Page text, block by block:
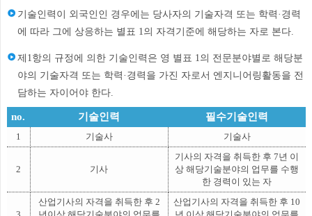
기술인력이 외국인인 경우에는 당사자의 기술자격 또는 학력·경력
에 따라 그에 상응하는 별표 1의 자격기준에 해당하는 자로 본다.
제1항의 규정에 의한 기술인력은 영 별표 1의 전문분야별로 해당분
야의 기술자격 또는 학력·경력을 가진 자로서 엔지니어링활동을 전
담하는 자이어야 한다.
no. 기술인력 필수기술인력
1 기술사 기술사
2 기사
기사의 자격을 취득한 후 7년 이
상 해당기술분야의 업무를 수행
한 경력이 있는 자
산업기사의 자격을 취득한 후 2
산업기사의 자격을 취득한 후 10